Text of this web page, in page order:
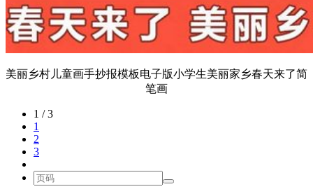
美丽乡村儿童画手抄报模板电子版小学生美丽家乡春天来了简
笔画
1 / 3
1
2
3